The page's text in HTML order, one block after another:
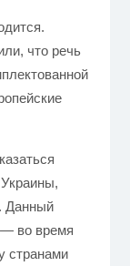
что речь
Данный
— во время
странами